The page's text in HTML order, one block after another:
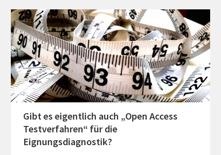
Gibt es eigentlich auch „Open Access
Testverfahren“ für die
Eignungsdiagnostik?